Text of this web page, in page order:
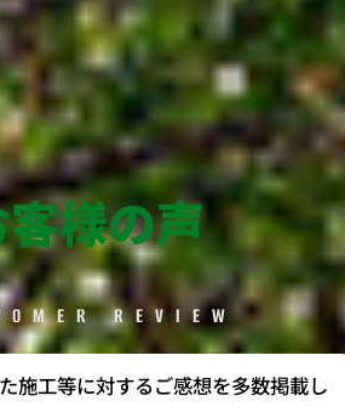
様の声
REVIEW
施工等に対するご感想を多数掲載し